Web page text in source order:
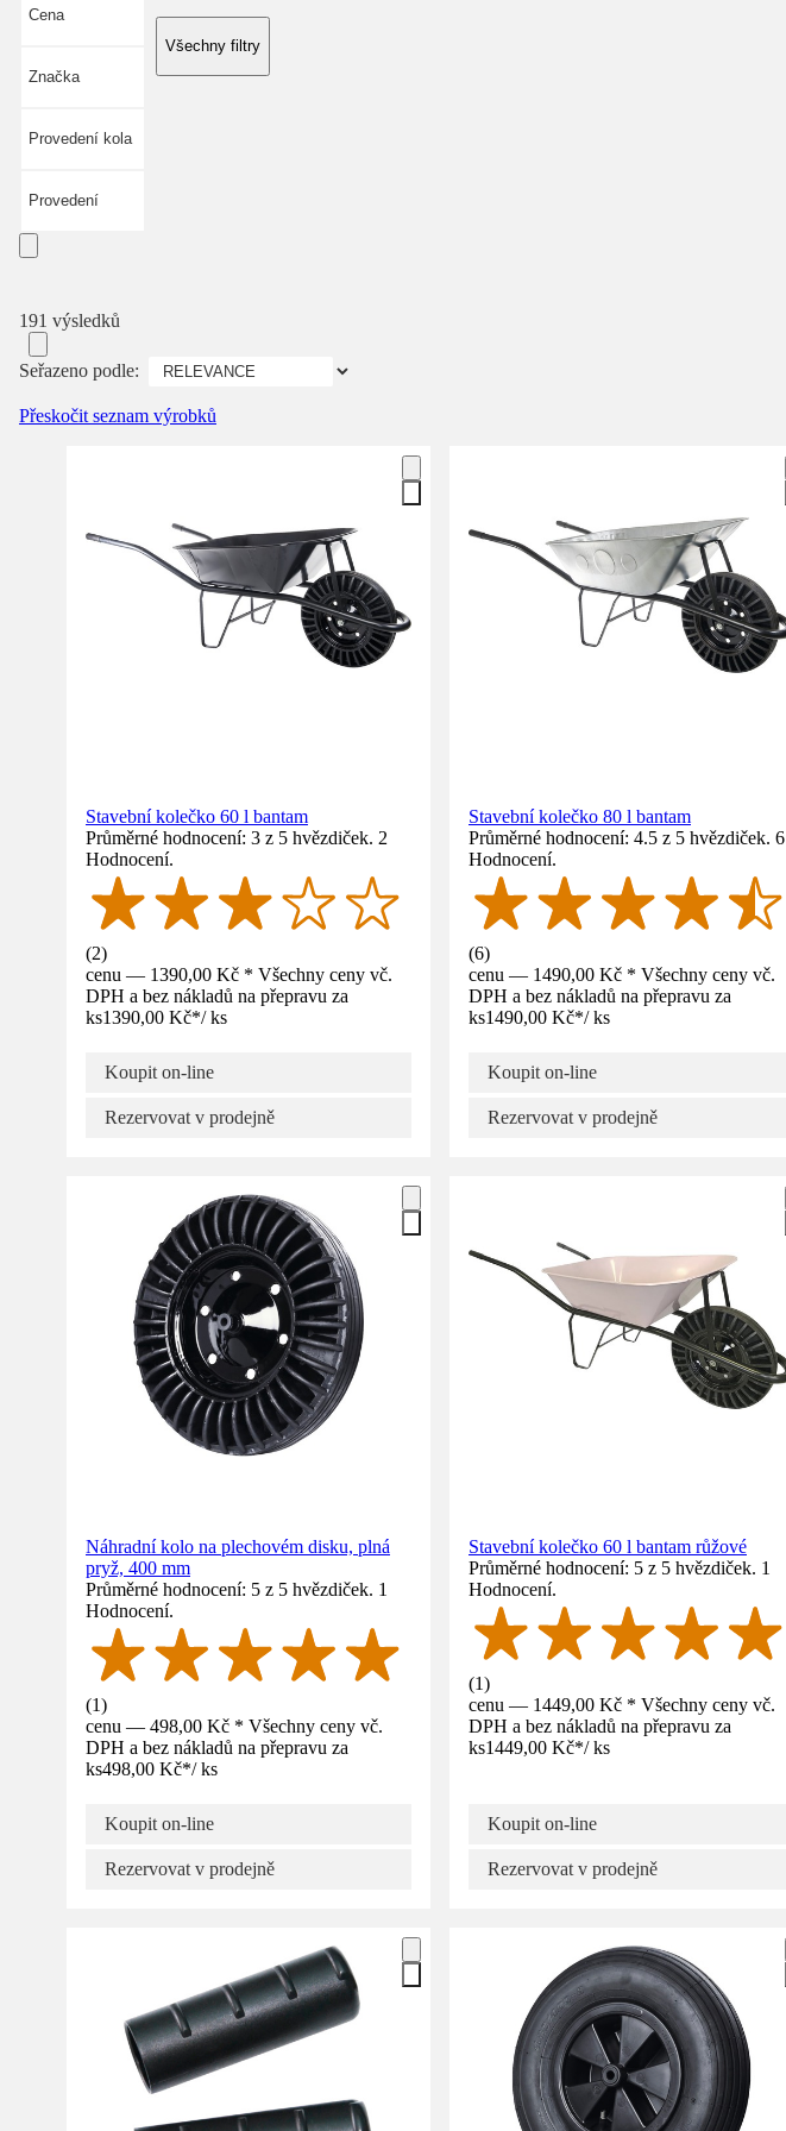
Cena
Značka
Provedení kola
Provedení
Všechny filtry
191 výsledků
Seřazeno podle:
Přeskočit seznam výrobků
Stavební kolečko 60 l bantam
Průměrné hodnocení: 3 z 5 hvězdiček. 2
Hodnocení.
(2)
cenu — 1390,00 Kč * Všechny ceny vč.
DPH a bez nákladů na přepravu za
ks1390,00 Kč*/ ks
Koupit on-line
Rezervovat v prodejně
Stavební kolečko 80 l bantam
Průměrné hodnocení: 4.5 z 5 hvězdiček. 6
Hodnocení.
(6)
cenu — 1490,00 Kč * Všechny ceny vč.
DPH a bez nákladů na přepravu za
ks1490,00 Kč*/ ks
Koupit on-line
Rezervovat v prodejně
Náhradní kolo na plechovém disku, plná
pryž, 400 mm
Průměrné hodnocení: 5 z 5 hvězdiček. 1
Hodnocení.
(1)
cenu — 498,00 Kč * Všechny ceny vč.
DPH a bez nákladů na přepravu za
ks498,00 Kč*/ ks
Koupit on-line
Rezervovat v prodejně
Stavební kolečko 60 l bantam růžové
Průměrné hodnocení: 5 z 5 hvězdiček. 1
Hodnocení.
(1)
cenu — 1449,00 Kč * Všechny ceny vč.
DPH a bez nákladů na přepravu za
ks1449,00 Kč*/ ks
Koupit on-line
Rezervovat v prodejně